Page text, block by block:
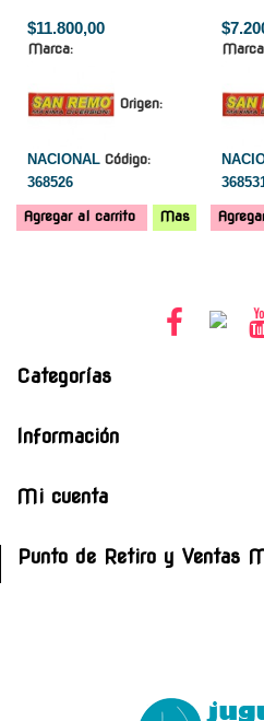
$11.800,00
Marca:
Origen:
NACIONAL Código:
368526
Agregar al carrito Mas
Categorías
Información
Mi cuenta
Punto de Retiro y Ventas